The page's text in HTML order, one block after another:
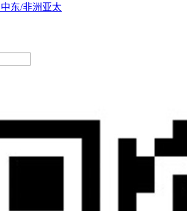
中东/非洲亚太